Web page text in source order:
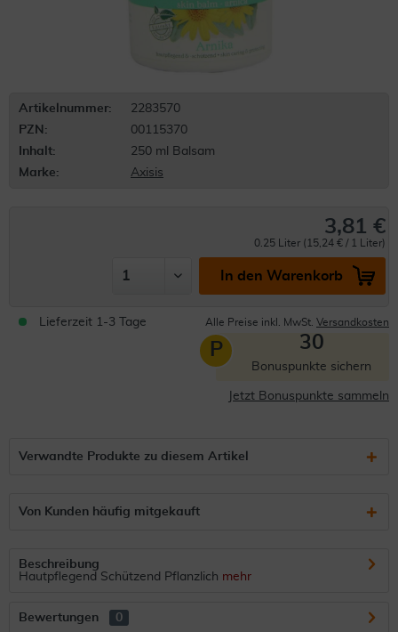
Artikelnummer:
2283570
PZN:
00115370
Inhalt:
250 ml Balsam
Marke:
Axisis
3,81 €
0.25 Liter (15,24 € / 1 Liter)
In den Warenkorb
Lieferzeit 1-3 Tage Alle Preise inkl. MwSt. Versandkosten
P 30
Bonuspunkte sichern
Jetzt Bonuspunkte sammeln
Verwandte Produkte zu diesem Artikel
Von Kunden häufig mitgekauft
Beschreibung
Hautpflegend Schützend Pflanzlich mehr
Bewertungen 0